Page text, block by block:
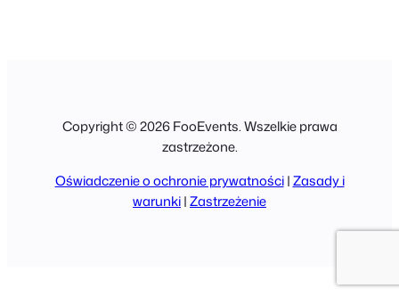
Copyright © 2026 FooEvents. Wszelkie prawa
zastrzeżone.
Oświadczenie o ochronie prywatności|Zasady i
warunki|Zastrzeżenie